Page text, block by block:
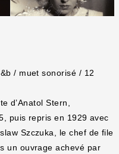
/ muet sonorisé / 12
d’Anatol Stern,
puis repris en 1929 avec
Szczuka, le chef de file
un ouvrage achevé par